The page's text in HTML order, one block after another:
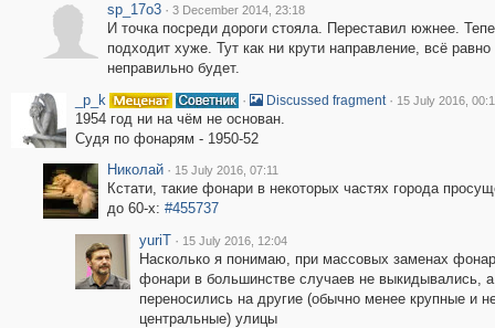
sp_17o3 · 3 December 2014, 23:18
И точка посреди дороги стояла. Переставил южнее.
подходит хуже. Тут как ни крути направление, всё равно
неправильно будет.
_p_k
· Discussed fragment · 15 July 2016,
1954 год ни на чём не основан.
Судя по фонарям - 1950-52
Николай · 15 July 2016, 07:11
Кстати, такие фонари в некоторых частях города
до 60-х: #455737
yuriT · 15 July 2016, 12:04
Насколько я понимаю, при массовых заменах
фонари в большинстве случаев не выкидывались, а
переносились на другие (обычно менее крупные и
центральные) улицы